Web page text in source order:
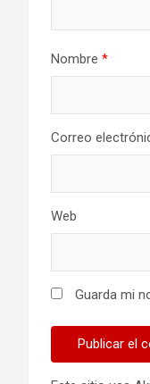
Nombre *
Correo
Web
Guarda mi